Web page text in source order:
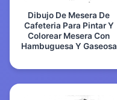
Dibujo De Mesera De
Cafeteria Para Pintar Y
Colorear Mesera Con
Hambuguesa Y Gaseosa